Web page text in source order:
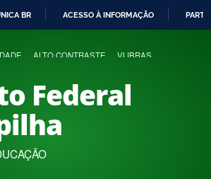
BR ACESSO À INFORMAÇÃO
ALTO CONTRASTE VLIBRAS
Federal